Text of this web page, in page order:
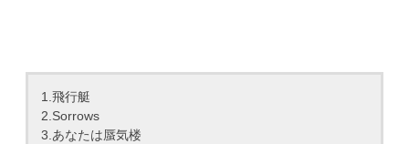
1.飛行艇
2.Sorrows
3.あなたは蜃気楼